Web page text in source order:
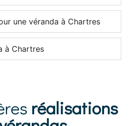
une véranda à Chartres
à Chartres
réalisations